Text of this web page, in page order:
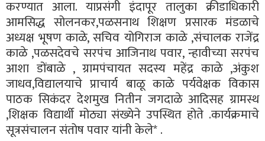
करण्यात आला. याप्रसंगी इंदापूर तालुका क्रीडाधिकारी
आमसिद्ध सोलनकर,पळसनाथ शिक्षण प्रसारक मंडळाचे
अध्यक्ष भूषण काळे, सचिव योगिराज काळे ,संचालक राजेंद्र
काळे ,पळसदेवचे सरपंच आजिनाथ पवार, न्हावीच्या सरपंच
आशा डोंबाळे , ग्रामपंचायत सदस्य महेंद्र काळे ,अंकुश
जाधव,विद्यालयाचे प्राचार्य बाळू काळे पर्यवेक्षक विकास
पाठक सिकंदर देशमुख नितीन जगदाळे आदिसह ग्रामस्थ
,शिक्षक विद्यार्थी मोठ्या संख्येने उपस्थित होते .कार्यक्रमाचे
सूत्रसंचालन संतोष पवार यांनी केले* .